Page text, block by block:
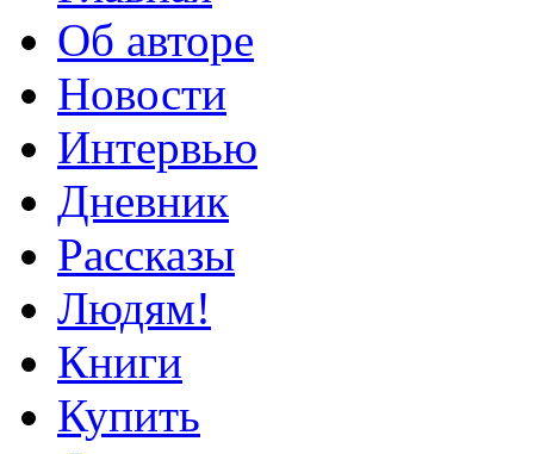
Об авторе
Новости
Интервью
Дневник
Рассказы
Людям!
Книги
Купить